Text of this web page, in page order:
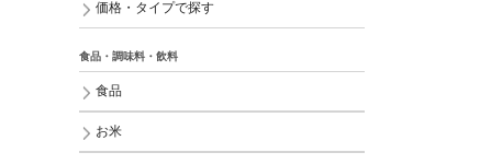
価格・タイプで探す
食品・調味料・飲料
食品
お米